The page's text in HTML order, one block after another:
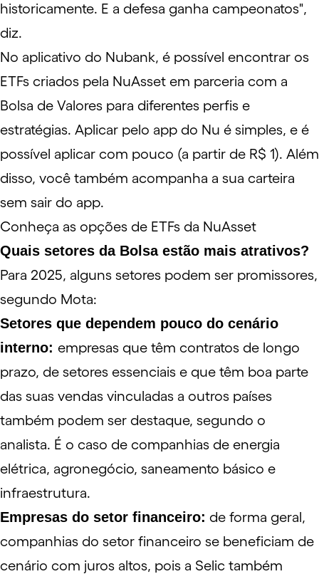
historicamente. E a defesa ganha campeonatos",
diz.
No aplicativo do Nubank, é possível encontrar os
ETFs criados pela NuAsset em parceria com a
Bolsa de Valores para diferentes perfis e
estratégias. Aplicar pelo app do Nu é simples, e é
possível aplicar com pouco (a partir de R$ 1). Além
disso, você também acompanha a sua carteira
sem sair do app.
Conheça as opções de ETFs da NuAsset
Quais setores da Bolsa estão mais atrativos?
Para 2025, alguns setores podem ser promissores,
segundo Mota:
Setores que dependem pouco do cenário
interno: empresas que têm contratos de longo
prazo, de setores essenciais e que têm boa parte
das suas vendas vinculadas a outros países
também podem ser destaque, segundo o
analista. É o caso de companhias de energia
elétrica, agronegócio, saneamento básico e
infraestrutura.
Empresas do setor financeiro: de forma geral,
companhias do setor financeiro se beneficiam de
cenário com juros altos, pois a Selic também